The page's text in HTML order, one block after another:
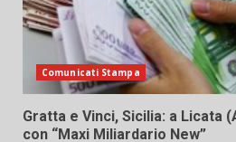
Comunicati Stampa
Gratta e Vinci, Sicilia: a Licata
con “Maxi Miliardario New”